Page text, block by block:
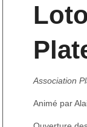
Association
Animé par